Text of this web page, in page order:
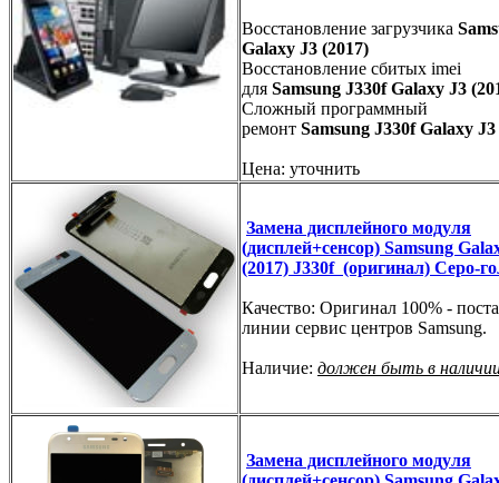
Восстановление загрузчика
Galaxy J3 (2017)
Восстановление сбитых imei
для Samsung J330f Galaxy J3
Сложный программный
ремонт Samsung J330f Galaxy J3
Цена: уточнить
Замена дисплейного модуля
(дисплей+сенсор) Samsung
(2017) J330f (оригинал) Серо-
Качество: Оригинал 100% -
линии сервис центров Samsung.
Наличие: должен быть в
Замена дисплейного модуля